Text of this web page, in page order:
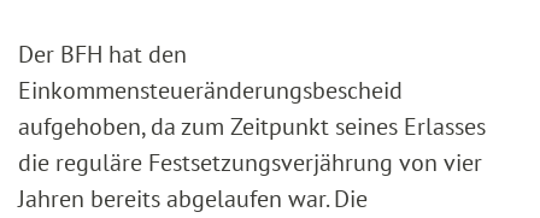
Der BFH hat den
Einkommensteueränderungsbescheid
aufgehoben, da zum Zeitpunkt seines Erlasses
die reguläre Festsetzungsverjährung von vier
Jahren bereits abgelaufen war. Die